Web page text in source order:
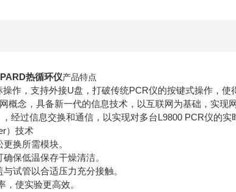
热循环仪产品特点
作，支持外接U盘，打破传统PCR仪的按键式操作，
概念，具备新一代的信息技术，以互联网为基础，实现
经过信息交换和通信，以实现对多台L9800 PCR仪的
）技术
换所需模块。
保低温保存干燥清洁。
试管以合适压力充分接触。
使实验更高效。